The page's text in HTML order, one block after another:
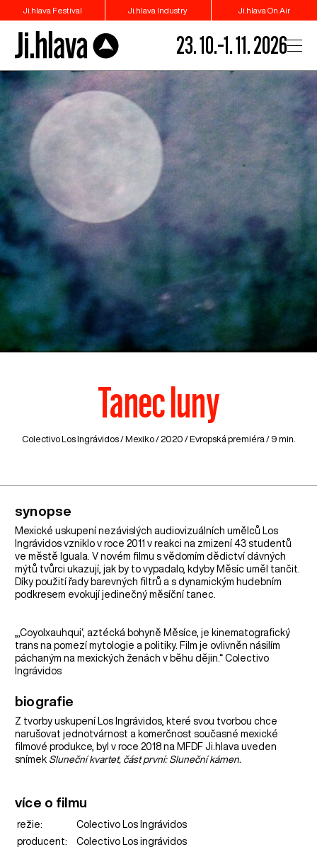
Ji.hlava Festival Ji.hlava Industry Ji.hlava On Air
23. 10.–1. 11. 2026
Tanec luny
Colectivo Los Ingrávidos / Mexiko/ 2020 / Evropská premiéra / 9 min.
synopse
Mexické uskupení nezávislých audiovizuálních umělců Los
Ingrávidos vzniklo v roce 2011 v reakci na zmizení 43 studentů
ve městě Iguala. V novém filmu s vědomím dědictví dávných
mýtů tvůrci ukazují, jak by to vypadalo, kdyby Měsíc uměl tančit.
Díky použití řady barevných filtrů a s dynamickým hudebním
podkresem evokují jedinečný měsíční tanec.
„‚Coyolxauhqui‘, aztécká bohyně Měsíce, je kinematografický
trans na pomezí mytologie a politiky. Film je ovlivněn násilím
páchaným na mexických ženách v běhu dějin.“ Colectivo
Ingrávidos
biografie
Z tvorby uskupení Los Ingrávidos, které svou tvorbou chce
narušovat jednotvárnost a komerčnost současné mexické
filmové produkce, byl v roce 2018 na MFDF Ji.hlava uveden
snímek Sluneční kvartet, část první: Sluneční kámen.
více o filmu
režie:
Colectivo Los Ingrávidos
producent:
Colectivo Los ingrávidos